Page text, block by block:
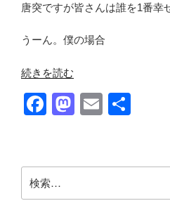
唐突ですが皆さんは誰を1番幸
うーん。僕の場合
“幸
な
る
続きを読む
F
e
b
M
o
d
E
索: